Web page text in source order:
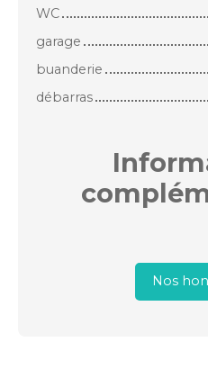
WC
garage
buanderie
débarras
Nos